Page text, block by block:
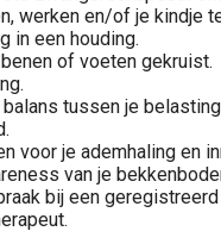
werken en/of je kindje
in een houding.
of voeten gekruist.
tussen je
voor je ademhaling en
van je
bij een geregistreerd